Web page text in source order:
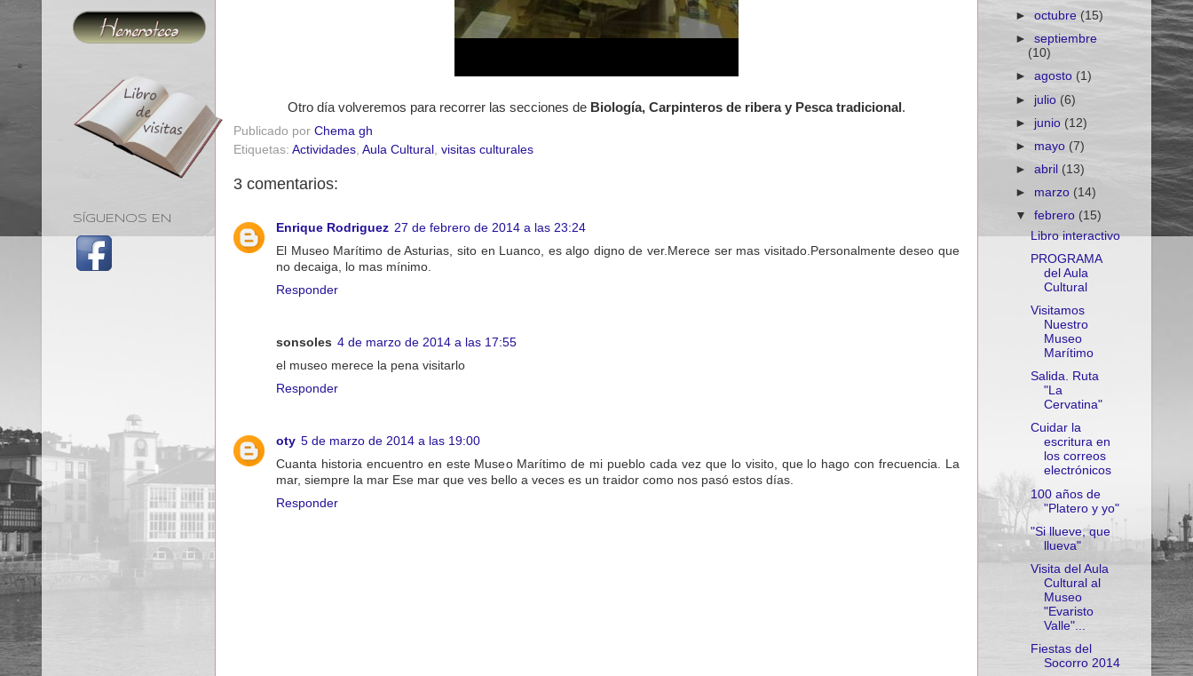
Otro día volveremos para recorrer las secciones de Biología, Carpinteros de ribera y Pesca tradicional.
Publicado por Chema gh
Etiquetas: Actividades, Aula Cultural , visitas culturales
3 comentarios:
Enrique Rodriguez 27 de febrero de 2014 a las 23:24
El Museo Marítimo de Asturias, sito en Luanco, es algo digno de ver.Merece ser mas visitado.Personalmente deseo que
no decaiga, lo mas mínimo.
Responder
sonsoles 4 de marzo de 2014 a las 17:55
el museo merece la pena visitarlo
Responder
oty 5 de marzo de 2014 a las 19:00
Cuanta historia encuentro en este Museo Marítimo de mi pueblo cada vez que lo visito, que lo hago con frecuencia. La
mar, siempre la mar Ese mar que ves bello a veces es un traidor como nos pasó estos días.
Responder
SÍGUENOS EN
►octubre(15)
►septiembre
(10)
►agosto (1)
► julio (6)
► junio (12)
► mayo (7)
►abril(13)
► marzo (14)
▼febrero (15)
Libro interactivo
PROGRAMA
del Aula
Cultural
Visitamos
Nuestro
Museo
Marítimo
Salida. Ruta
"La
Cervatina"
Cuidar la
escritura en
los correos
electrónicos
100 años de
"Platero y yo"
"Si llueve, que
llueva"
Visita del Aula
Cultural al
Museo
"Evaristo
Valle"...
Fiestas del
Socorro 2014